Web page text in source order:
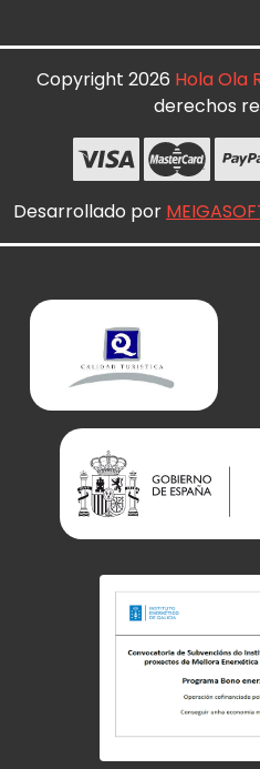
Copyright 2026 Hola Ola
derechos
Desarrollado por